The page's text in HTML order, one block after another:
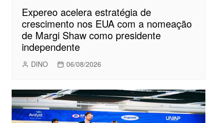
Expereo acelera estratégia de
crescimento nos EUA com a nomeação
de Margi Shaw como presidente
independente
DINO 06/08/2026